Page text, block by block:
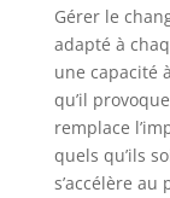
Gérer le
adapté à
une capacité
qu’il
remplace
quels qu’ils
s’accélère au